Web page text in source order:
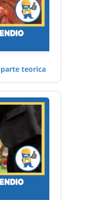
teorica